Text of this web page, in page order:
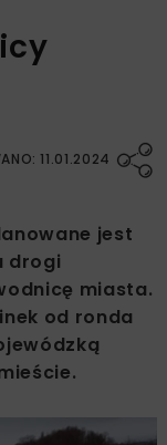
11.01.2024
jest
drogi
miasta.
od ronda